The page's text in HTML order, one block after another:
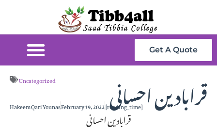
Get A Quote
Uncategorized قرابادین احسانی Hakeem Qari YounasFebruary 19, 2022[reading_time]
قرابادین احسانی